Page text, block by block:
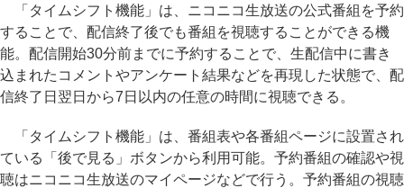
「タイムシフト機能」は、ニコニコ生放送の公式番組を予約
することで、配信終了後でも番組を視聴することができる機
能。配信開始30分前までに予約することで、生配信中に書き
込まれたコメントやアンケート結果などを再現した状態で、配
信終了日翌日から7日以内の任意の時間に視聴できる。
「タイムシフト機能」は、番組表や各番組ページに設置され
ている「後で見る」ボタンから利用可能。予約番組の確認や視
聴はニコニコ生放送のマイページなどで行う。予約番組の視聴